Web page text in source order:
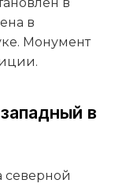
в
Монумент
в
северной